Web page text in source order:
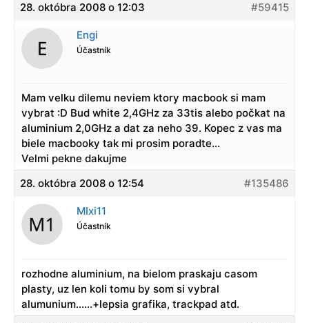
28. októbra 2008 o 12:03 #59415
Engi
Účastník
Mam velku dilemu neviem ktory macbook si mam
vybrat :D Bud white 2,4GHz za 33tis alebo počkat na
aluminium 2,0GHz a dat za neho 39. Kopec z vas ma
biele macbooky tak mi prosim poradte…
Velmi pekne dakujme
28. októbra 2008 o 12:54
#135486
MIxi11
Účastník
rozhodne aluminium, na bielom praskaju casom
plasty, uz len koli tomu by som si vybral
alumunium……+lepsia grafika, trackpad atd.